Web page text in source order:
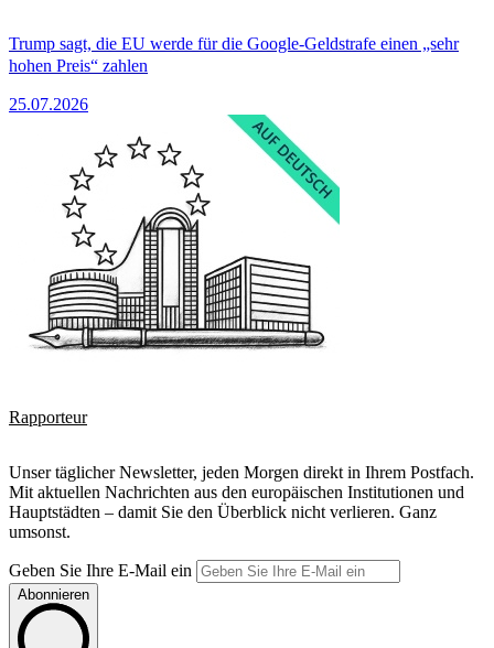
Trump sagt, die EU werde für die Google-Geldstrafe einen „sehr
hohen Preis“ zahlen
25.07.2026
Rapporteur
Unser täglicher Newsletter, jeden Morgen direkt in Ihrem Postfach.
Mit aktuellen Nachrichten aus den europäischen Institutionen und
Hauptstädten – damit Sie den Überblick nicht verlieren. Ganz
umsonst.
Geben Sie Ihre E-Mail ein
Abonnieren